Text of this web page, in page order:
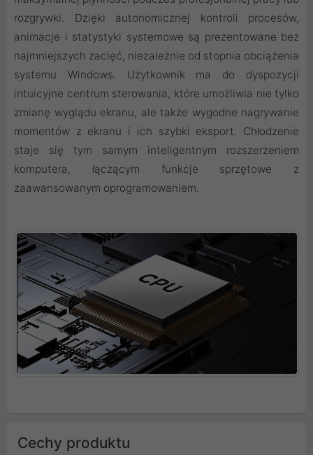
rozgrywki. Dzięki autonomicznej kontroli procesów,
animacje i statystyki systemowe są prezentowane bez
najmniejszych zacięć, niezależnie od stopnia obciążenia
systemu Windows. Użytkownik ma do dyspozycji
intuicyjne centrum sterowania, które umożliwia nie tylko
zmianę wyglądu ekranu, ale także wygodne nagrywanie
momentów z ekranu i ich szybki eksport. Chłodzenie
staje się tym samym inteligentnym rozszerzeniem
komputera, łączącym funkcje sprzętowe z
zaawansowanym oprogramowaniem.
Cechy produktu